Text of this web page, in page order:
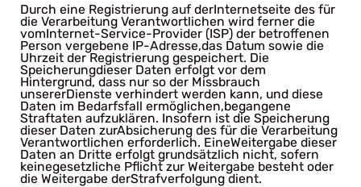
Durch eine Registrierung auf derInternetseite des für
die Verarbeitung Verantwortlichen wird ferner die
vomInternet-Service-Provider (ISP) der betroffenen
Person vergebene IP-Adresse,das Datum sowie die
Uhrzeit der Registrierung gespeichert. Die
Speicherungdieser Daten erfolgt vor dem
Hintergrund, dass nur so der Missbrauch
unsererDienste verhindert werden kann, und diese
Daten im Bedarfsfall ermöglichen,begangene
Straftaten aufzuklären. Insofern ist die Speicherung
dieser Daten zurAbsicherung des für die Verarbeitung
Verantwortlichen erforderlich. EineWeitergabe dieser
Daten an Dritte erfolgt grundsätzlich nicht, sofern
keinegesetzliche Pflicht zur Weitergabe besteht oder
die Weitergabe derStrafverfolgung dient.